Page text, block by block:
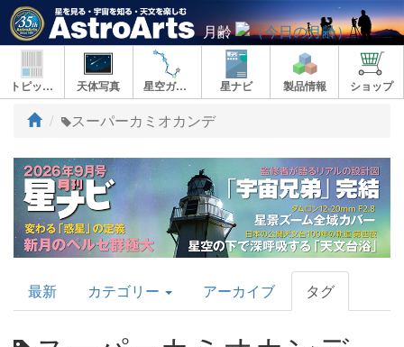
月齢
トピックス 天体写真 星空ガイド 星ナビ 製品情報 ショップ
ト
プ
スーパーカミオカンデ
AstroArts
Topics
最新 カテゴリー アーカイブ タグ